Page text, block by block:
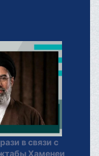
в связи с
Хаменеи